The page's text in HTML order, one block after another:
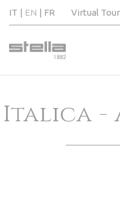
IT EN FR Virtual Tour
Italica -